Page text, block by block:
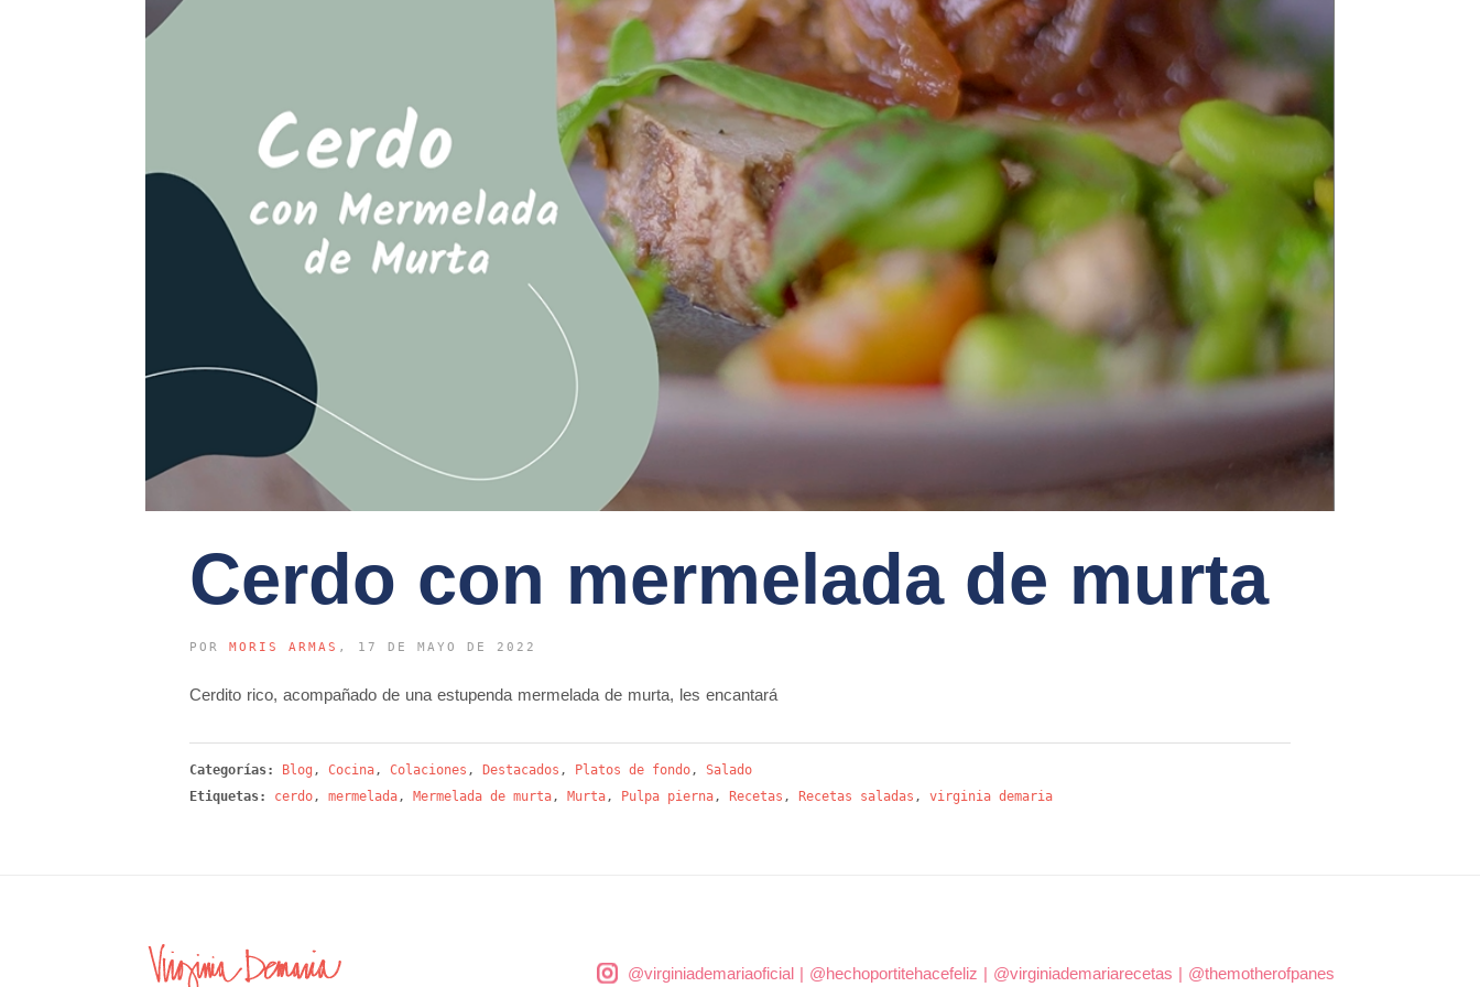
Cerdo con mermelada de murta
POR MORIS ARMAS , 17 DE MAYO DE 2022
Cerdito rico, acompañado de una estupenda mermelada de murta, les encantará
Categorías: Blog , Cocina, Colaciones , Destacados , Platos de fondo, Salado
Etiquetas:
cerdo, mermelada, Mermelada de murta, Murta, Pulpa pierna, Recetas , Recetas saladas , virginia demaria
@virginiademariaoficial| @hechoportitehacefeliz | @virginiademariarecetas | @themotherofpanes